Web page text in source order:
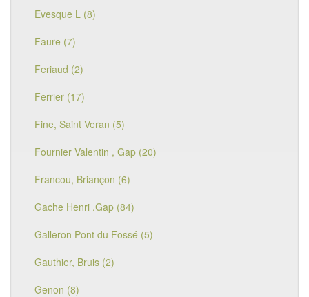
Evesque L (8)
Faure (7)
Feriaud (2)
Ferrier (17)
Fine, Saint Veran (5)
Fournier Valentin , Gap (20)
Francou, Briançon (6)
Gache Henri ,Gap (84)
Galleron Pont du Fossé (5)
Gauthier, Bruis (2)
Genon (8)